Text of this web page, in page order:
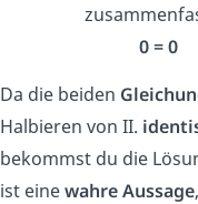
0 = 0
Da die beiden
Halbieren von II.
bekommst du die
ist einewahre Aussage